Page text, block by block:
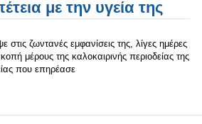
με την υγεία της
ζωντανές εμφανίσεις της, λίγες ημέρες
μέρους της καλοκαιρινής περιοδείας της
που επηρέασε